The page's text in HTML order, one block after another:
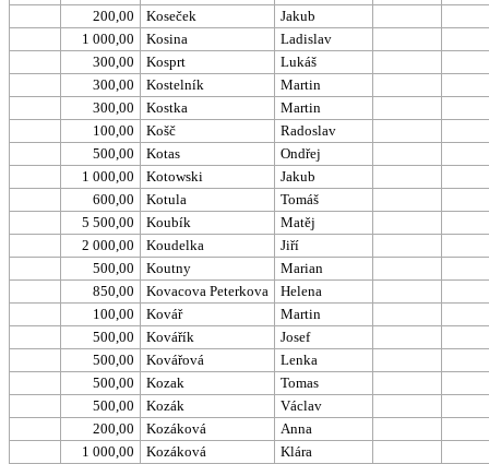
200,00
Koseček
Jakub
1 000,00
Kosina
Ladislav
300,00
Kosprt
Lukáš
300,00
Kostelník
Martin
300,00
Kostka
Martin
100,00
Košč
Radoslav
500,00
Kotas
Ondřej
1 000,00
Kotowski
Jakub
600,00
Kotula
Tomáš
5 500,00
Koubík
Matěj
2 000,00
Koudelka
Jiří
500,00
Koutny
Marian
850,00
Kovacova Peterkova
Helena
100,00
Kovář
Martin
500,00
Kovářík
Josef
500,00
Kovářová
Lenka
500,00
Kozak
Tomas
500,00
Kozák
Václav
200,00
Kozáková
Anna
1 000,00
Kozáková
Klára